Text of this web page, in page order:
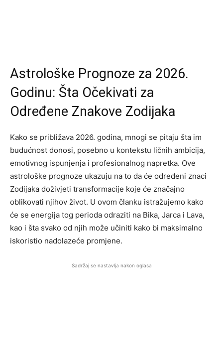
Astrološke Prognoze za 2026.
Godinu: Šta Očekivati za
Određene Znakove Zodijaka
Kako se približava 2026. godina, mnogi se pitaju šta im
budućnost donosi, posebno u kontekstu ličnih ambicija,
emotivnog ispunjenja i profesionalnog napretka. Ove
astrološke prognoze ukazuju na to da će određeni znaci
Zodijaka doživjeti transformacije koje će značajno
oblikovati njihov život. U ovom članku istražujemo kako
će se energija tog perioda odraziti na Bika, Jarca i Lava,
kao i šta svako od njih može učiniti kako bi maksimalno
iskoristio nadolazeće promjene.
Sadržaj se nastavlja nakon oglasa